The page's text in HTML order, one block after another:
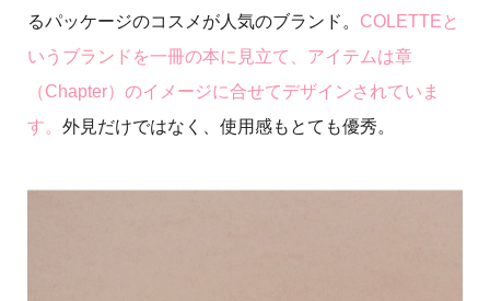
るパッケージのコスメが人気のブランド。 COLETTEと
いうブランドを一冊の本に見立て、アイテムは章
（Chapter）のイメージに合せてデザインされていま
す。 外見だけではなく、使用感もとても優秀。